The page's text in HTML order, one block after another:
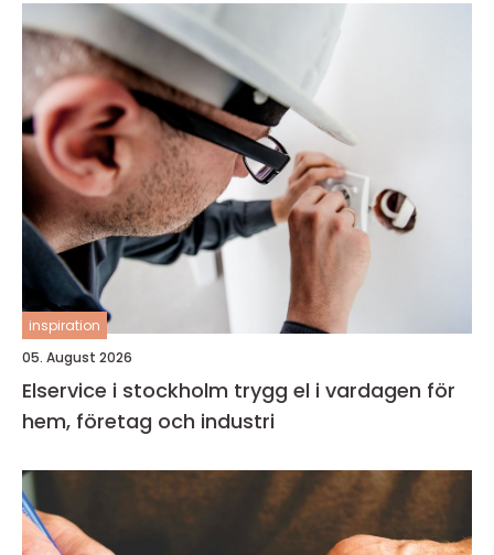
inspiration
05. August 2026
Elservice i stockholm trygg el i vardagen för
hem, företag och industri